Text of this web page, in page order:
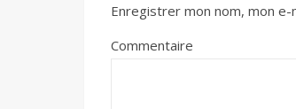
Enregistrer mon nom, mon
Commentaire